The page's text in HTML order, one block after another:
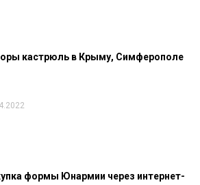
кастрюль в Крыму, Симферополе
формы Юнармии через интернет-